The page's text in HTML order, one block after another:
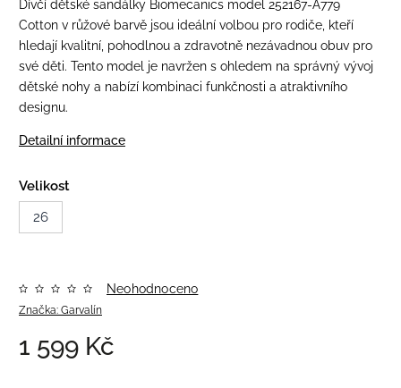
Dívčí dětské sandálky Biomecanics model 252167-A779
Cotton v růžové barvě jsou ideální volbou pro rodiče, kteří
hledají kvalitní, pohodlnou a zdravotně nezávadnou obuv pro
své děti. Tento model je navržen s ohledem na správný vývoj
dětské nohy a nabízí kombinaci funkčnosti a atraktivního
designu.
Detailní informace
Velikost
26
Značka: Garvalín
Neohodnoceno
1 599 Kč